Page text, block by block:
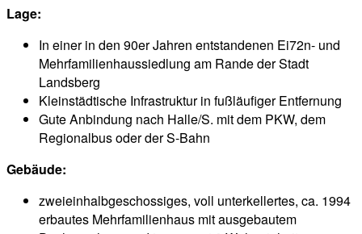
Lage:
In einer in den 90er Jahren entstandenen Ei72n- und
Mehrfamilienhaussiedlung am Rande der Stadt
Landsberg
Kleinstädtische Infrastruktur in fußläufiger Entfernung
Gute Anbindung nach Halle/S. mit dem PKW, dem
Regionalbus oder der S-Bahn
Gebäude:
zweieinhalbgeschossiges, voll unterkellertes, ca. 1994
erbautes Mehrfamilienhaus mit ausgebautem